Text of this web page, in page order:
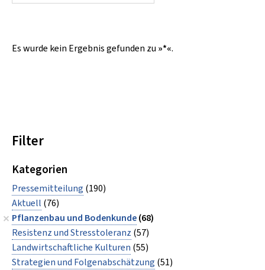
Es wurde kein Ergebnis gefunden zu »*«.
Filter
Kategorien
Pressemitteilung (190)
Aktuell (76)
Pflanzenbau und Bodenkunde(68)
Resistenz und Stresstoleranz (57)
Landwirtschaftliche Kulturen (55)
Strategien und Folgenabschätzung (51)